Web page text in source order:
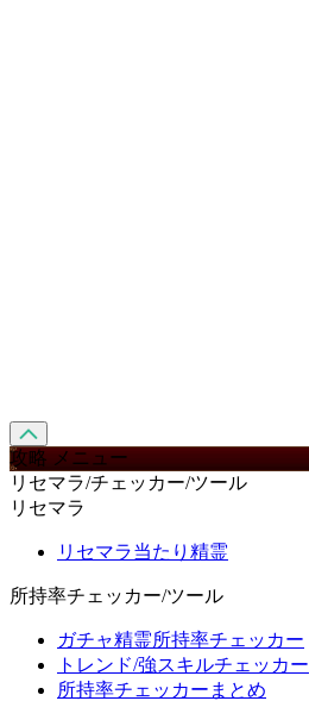
攻略 メニュー
リセマラ/チェッカー/ツール
リセマラ
リセマラ当たり精霊
所持率チェッカー/ツール
ガチャ精霊所持率チェッカー
トレンド/強スキルチェッカー
所持率チェッカーまとめ